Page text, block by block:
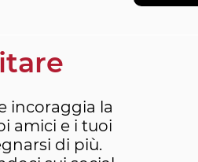
incoraggia la
amici e i tuoi
di più.